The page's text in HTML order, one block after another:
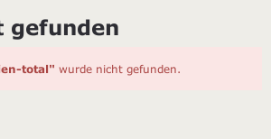
gefunden
total" wurde nicht gefunden.